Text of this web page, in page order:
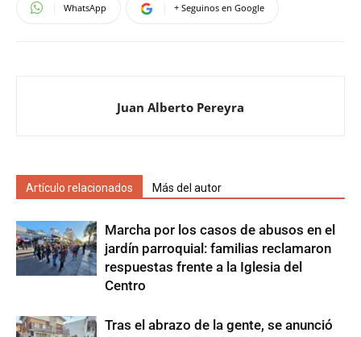
WhatsApp + Seguinos en Google
Juan Alberto Pereyra
Artículo relacionados Más del autor
Marcha por los casos de abusos en el
jardín parroquial: familias reclamaron
respuestas frente a la Iglesia del
Centro
Tras el abrazo de la gente, se anunció